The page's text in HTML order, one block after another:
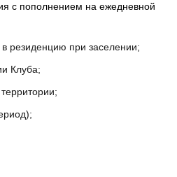
с пополнением на ежедневной
резиденцию при заселении;
Клуба;